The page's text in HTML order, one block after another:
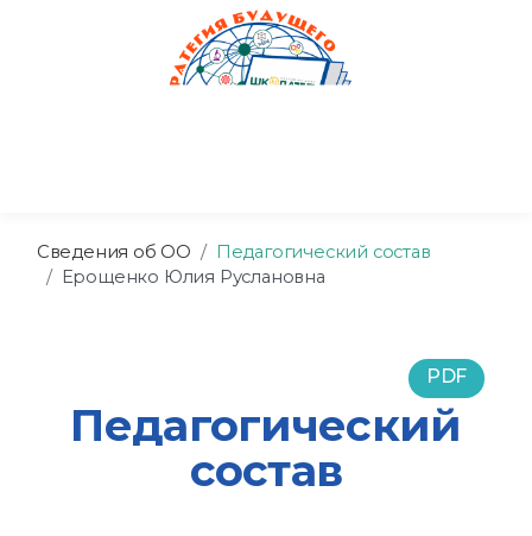
Сведения об ОО
Педагогический состав
Ерощенко Юлия Руслановна
PDF
Педагогический
состав